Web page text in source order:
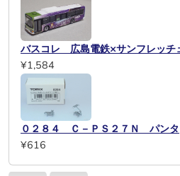
バスコレ 広島電鉄×サンフレッチ
¥1,584
０２８４ Ｃ－ＰＳ２７Ｎ パンタ
¥616